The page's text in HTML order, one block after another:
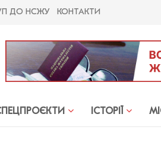
ДО НСЖУ КОНТАКТИ
ІСТОРІЇ